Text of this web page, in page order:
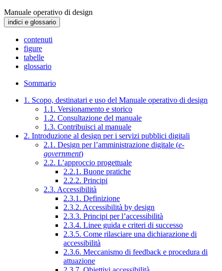
Manuale operativo di design
indici e glossario
contenuti
figure
tabelle
glossario
Sommario
1. Scopo, destinatari e uso del Manuale operativo di design
1.1. Versionamento e storico
1.2. Consultazione del manuale
1.3. Contribuisci al manuale
2. Introduzione al design per i servizi pubblici digitali
2.1. Design per l’amministrazione digitale (e-
government)
2.2. L’approccio progettuale
2.2.1. Buone pratiche
2.2.2. Principi
2.3. Accessibilità
2.3.1. Definizione
2.3.2. Accessibilità by design
2.3.3. Principi per l’accessibilità
2.3.4. Linee guida e criteri di successo
2.3.5. Come rilasciare una dichiarazione di
accessibilità
2.3.6. Meccanismo di feedback e procedura di
attuazione